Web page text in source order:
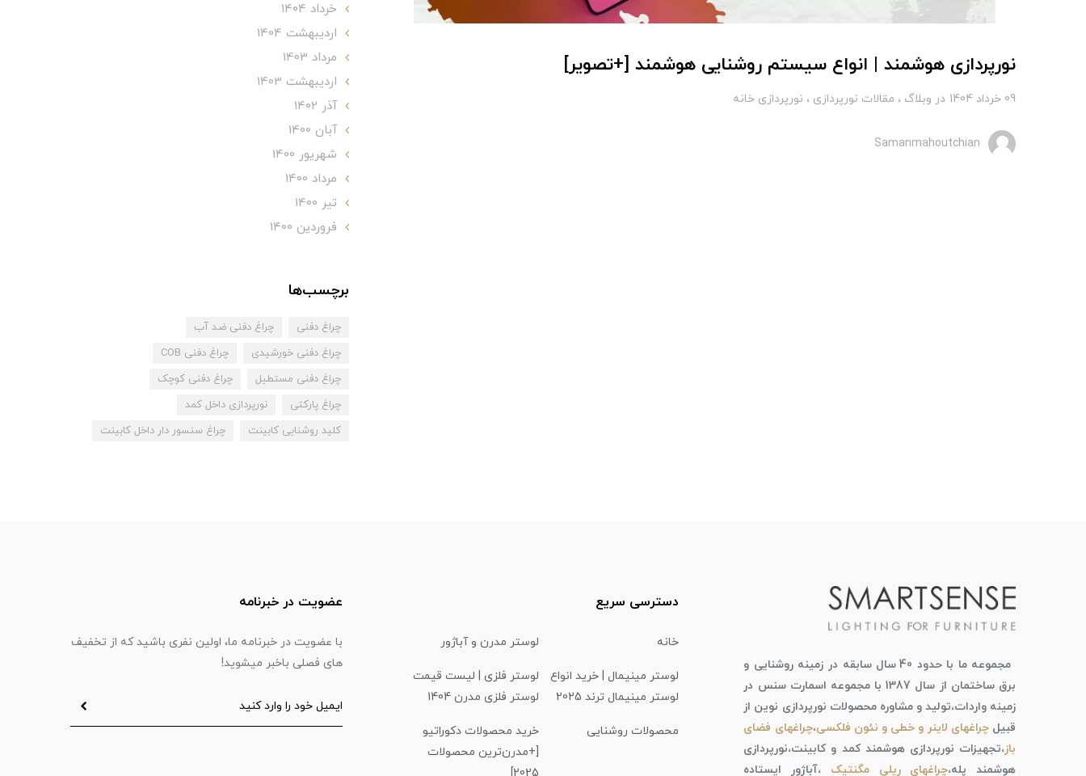
نورپردازی هوشمند | انواع سیستم روشنایی هوشمند [+تصویر]
09 خرداد 1404 در وبلاگ مقالات نورپردازی نورپردازی خانه
Samanmahoutchian
خرداد 1404
ارديبهشت 1404
مرداد 1403
ارديبهشت 1403
آذر 1402
آبان 1400
شهریور 1400
مرداد 1400
تير 1400
فروردین 1400
برچسب‌ها
چراغ دفنی
چراغ دفنی ضد آب
چراغ دفنی خورشیدی
چراغ دفنی COB
چراغ دفنی مستطیل
چراغ دفنی کوچک
چراغ پارکتی
نورپردازی داخل کمد
کلید روشنایی کابینت
چراغ سنسور دار داخل کابینت
مجموعه ما با حدود 40 سال سابقه در زمینه روشنایی و
برق ساختمان از سال 1387 با مجموعه اسمارت سنس در
زمینه واردات،تولید و مشاوره محصولات نورپردازی نوین از
قبیلچراغهای لاینر و خطی و نئون فلکسی،چراغهای فضای
باز،تجهیزات نورپردازی هوشمند کمد و کابینت،نورپردازی
هوشمند پله،چراغهای ریلی مگنتیک ،آباژور ایستاده
دسترسی سریع
خانه لوستر مدرن و آباژور
لوستر مینیمال | خرید انواع
لوستر مینیمال ترند 2025
لوستر فلزی | لیست قیمت
لوستر فلزی مدرن 1404
محصولات روشنایی
خرید محصولات دکوراتیو
[+مدرن‌ترین محصولات
عضویت در خبرنامه
با عضویت در خبرنامه ما، اولین نفری باشید که از تخفیف
های فصلی باخبر میشوید!